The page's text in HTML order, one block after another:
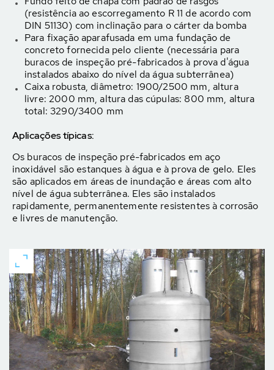
(resistência ao escorregamento R 11 de acordo com
DIN 51130) com inclinação para o cárter da bomba
Para fixação aparafusada em uma fundação de
concreto fornecida pelo cliente (necessária para
buracos de inspeção pré-fabricados à prova d'água
instalados abaixo do nível da água subterrânea)
Caixa robusta, diâmetro: 1900/2500 mm, altura
livre: 2000 mm, altura das cúpulas: 800 mm, altura
total: 3290/3400 mm
Aplicações típicas:
Os buracos de inspeção pré-fabricados em aço
inoxidável são estanques à água e à prova de gelo. Eles
são aplicados em áreas de inundação e áreas com alto
nível de água subterrânea. Eles são instalados
rapidamente, permanentemente resistentes à corrosão
e livres de manutenção.